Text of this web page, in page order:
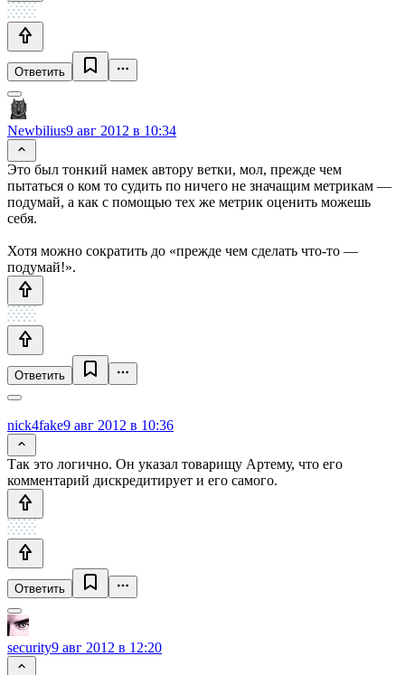
Ответить
Newbilius9 авг 2012 в 10:34
Это был тонкий намек автору ветки, мол, прежде чем
пытаться о ком то судить по ничего не значащим метрикам —
подумай, а как с помощью тех же метрик оценить можешь
себя.
Хотя можно сократить до «прежде чем сделать что-то —
подумай!».
Ответить
nick4fake9 авг 2012 в 10:36
Так это логично. Он указал товарищу Артему, что его
комментарий дискредитирует и его самого.
Ответить
security9 авг 2012 в 12:20